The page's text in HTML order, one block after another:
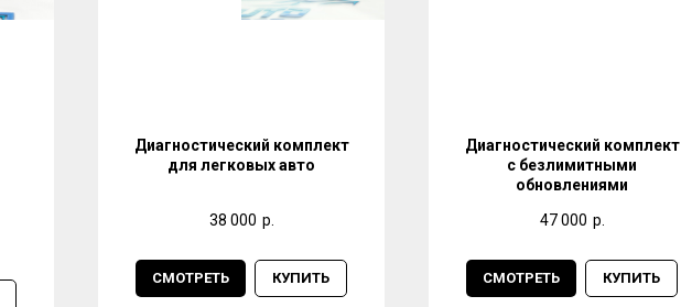
Диагностический комплект
для легковых авто
38 000 р.
СМОТРЕТЬ КУПИТЬ
Диагностический комплект
с безлимитными
обновлениями
47 000 р.
СМОТРЕТЬ КУПИТЬ